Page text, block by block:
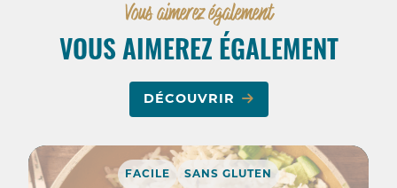
Vous aimerez également
VOUS AIMEREZ ÉGALEMENT
DÉCOUVRIR
FACILE SANS GLUTEN